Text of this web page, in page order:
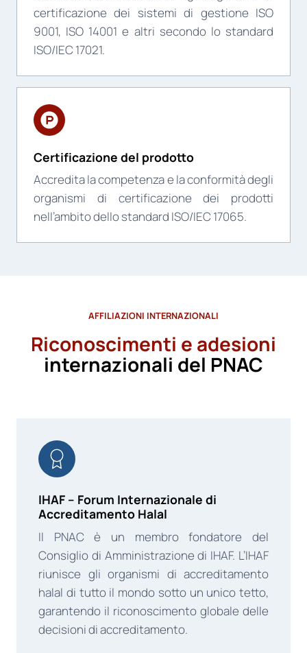
certificazione dei sistemi di gestione ISO
9001, ISO 14001 e altri secondo lo standard
ISO/IEC 17021.
Certificazione del prodotto
Accredita la competenza e la conformità degli
organismi di certificazione dei prodotti
nell’ambito dello standard ISO/IEC 17065.
AFFILIAZIONI INTERNAZIONALI
Riconoscimenti e adesioni
internazionali del PNAC
IHAF – Forum Internazionale di
Accreditamento Halal
Il PNAC è un membro fondatore del
Consiglio di Amministrazione di IHAF. L’IHAF
riunisce gli organismi di accreditamento
halal di tutto il mondo sotto un unico tetto,
garantendo il riconoscimento globale delle
decisioni di accreditamento.